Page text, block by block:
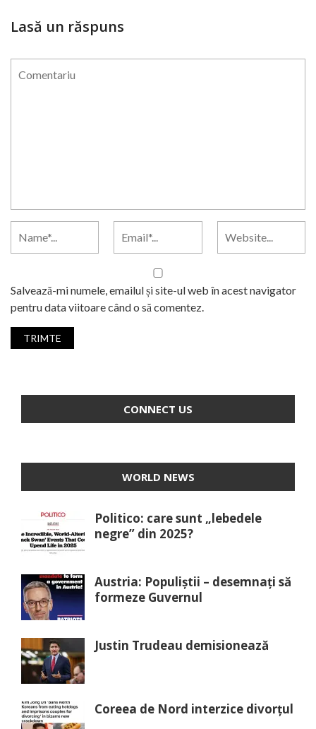
Lasă un răspuns
Salvează-mi numele, emailul și site-ul web în acest navigator
pentru data viitoare când o să comentez.
CONNECT US
WORLD NEWS
Politico: care sunt „lebedele
negre” din 2025?
Austria: Populiștii – desemnați să
formeze Guvernul
Justin Trudeau demisionează
Coreea de Nord interzice divorțul